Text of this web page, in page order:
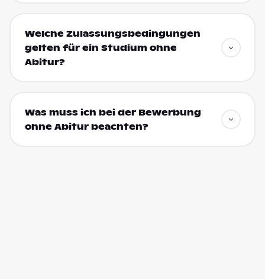
Welche Zulassungsbedingungen
gelten für ein Studium ohne
Abitur?
Was muss ich bei der Bewerbung
ohne Abitur beachten?